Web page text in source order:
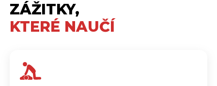
ZÁŽITKY,
KTERÉ NAUČÍ